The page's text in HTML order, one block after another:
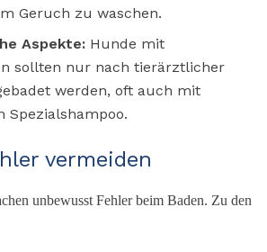
Geruch zu waschen.
Aspekte: Hunde mit
sollten nur nach tierärztlicher
werden, oft auch mit
Spezialshampoo.
vermeiden
unbewusst Fehler beim Baden. Zu den